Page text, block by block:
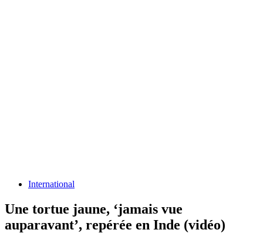
International
Une tortue jaune, ‘jamais vue
auparavant’, repérée en Inde (vidéo)